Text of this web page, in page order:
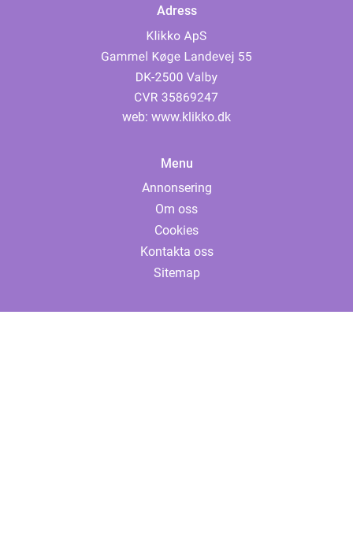
Adress
web: www.klikko.dk
Menu
Annonsering
Om oss
Cookies
Kontakta oss
Sitemap